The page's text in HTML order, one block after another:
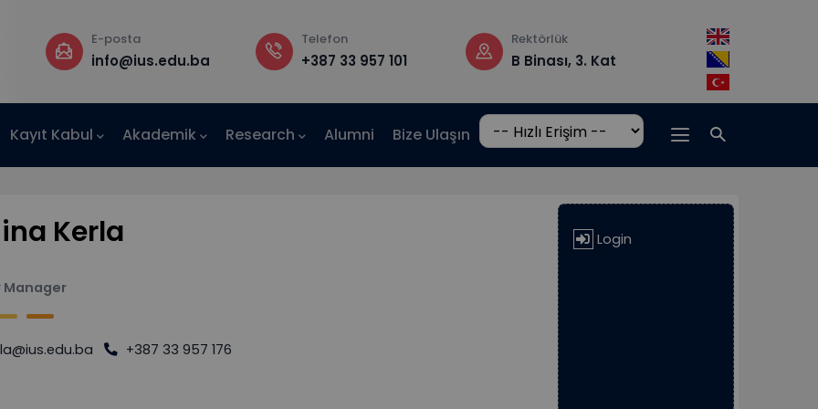
E-posta
info@ius.edu.ba
Telefon
+387 33 957 101
Rektörlük
B Binası, 3. Kat
Çalışma
Pzt-Cm:
17:00
Kayıt Kabul Akademik Research Alumni Bize Ulaşın
Kerla
Manager
+387 33 957 176
Login